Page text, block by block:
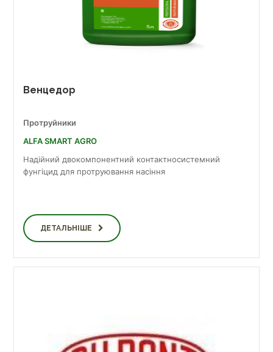
Венцедор
Протруйники
ALFA SMART AGRO
Надійний двокомпонентний контактносистемний
фунгіцид для протруювання насіння
ДЕТАЛЬНІШЕ